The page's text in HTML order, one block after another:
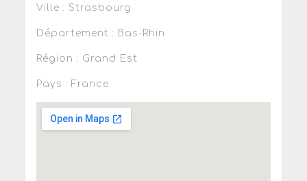
Ville : Strasbourg
Département : Bas-Rhin
Région : Grand Est
Pays : France